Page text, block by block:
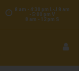
8 am - 4:30 pm L-J 8 am
- 5:00 pm V
8 am - 12 pm S